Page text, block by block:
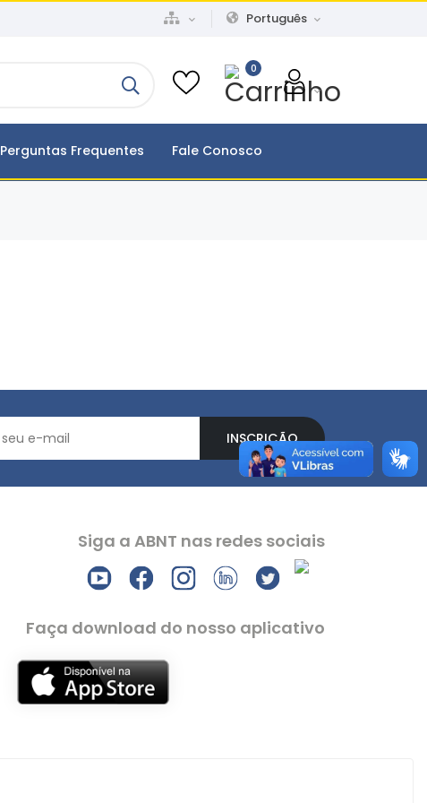
Português
0
Perguntas Frequentes Fale Conosco
INSCRIÇÃO
Siga a ABNT nas redes sociais
Faça download do nosso aplicativo